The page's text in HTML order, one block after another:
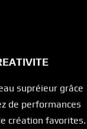
supréieur grâce
de performances
création favorites.